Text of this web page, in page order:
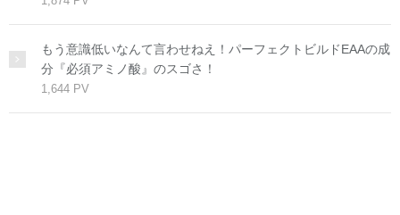
もう意識低いなんて言わせねえ！パーフェクトビルドEAAの成
分『必須アミノ酸』のスゴさ！
1,644 PV